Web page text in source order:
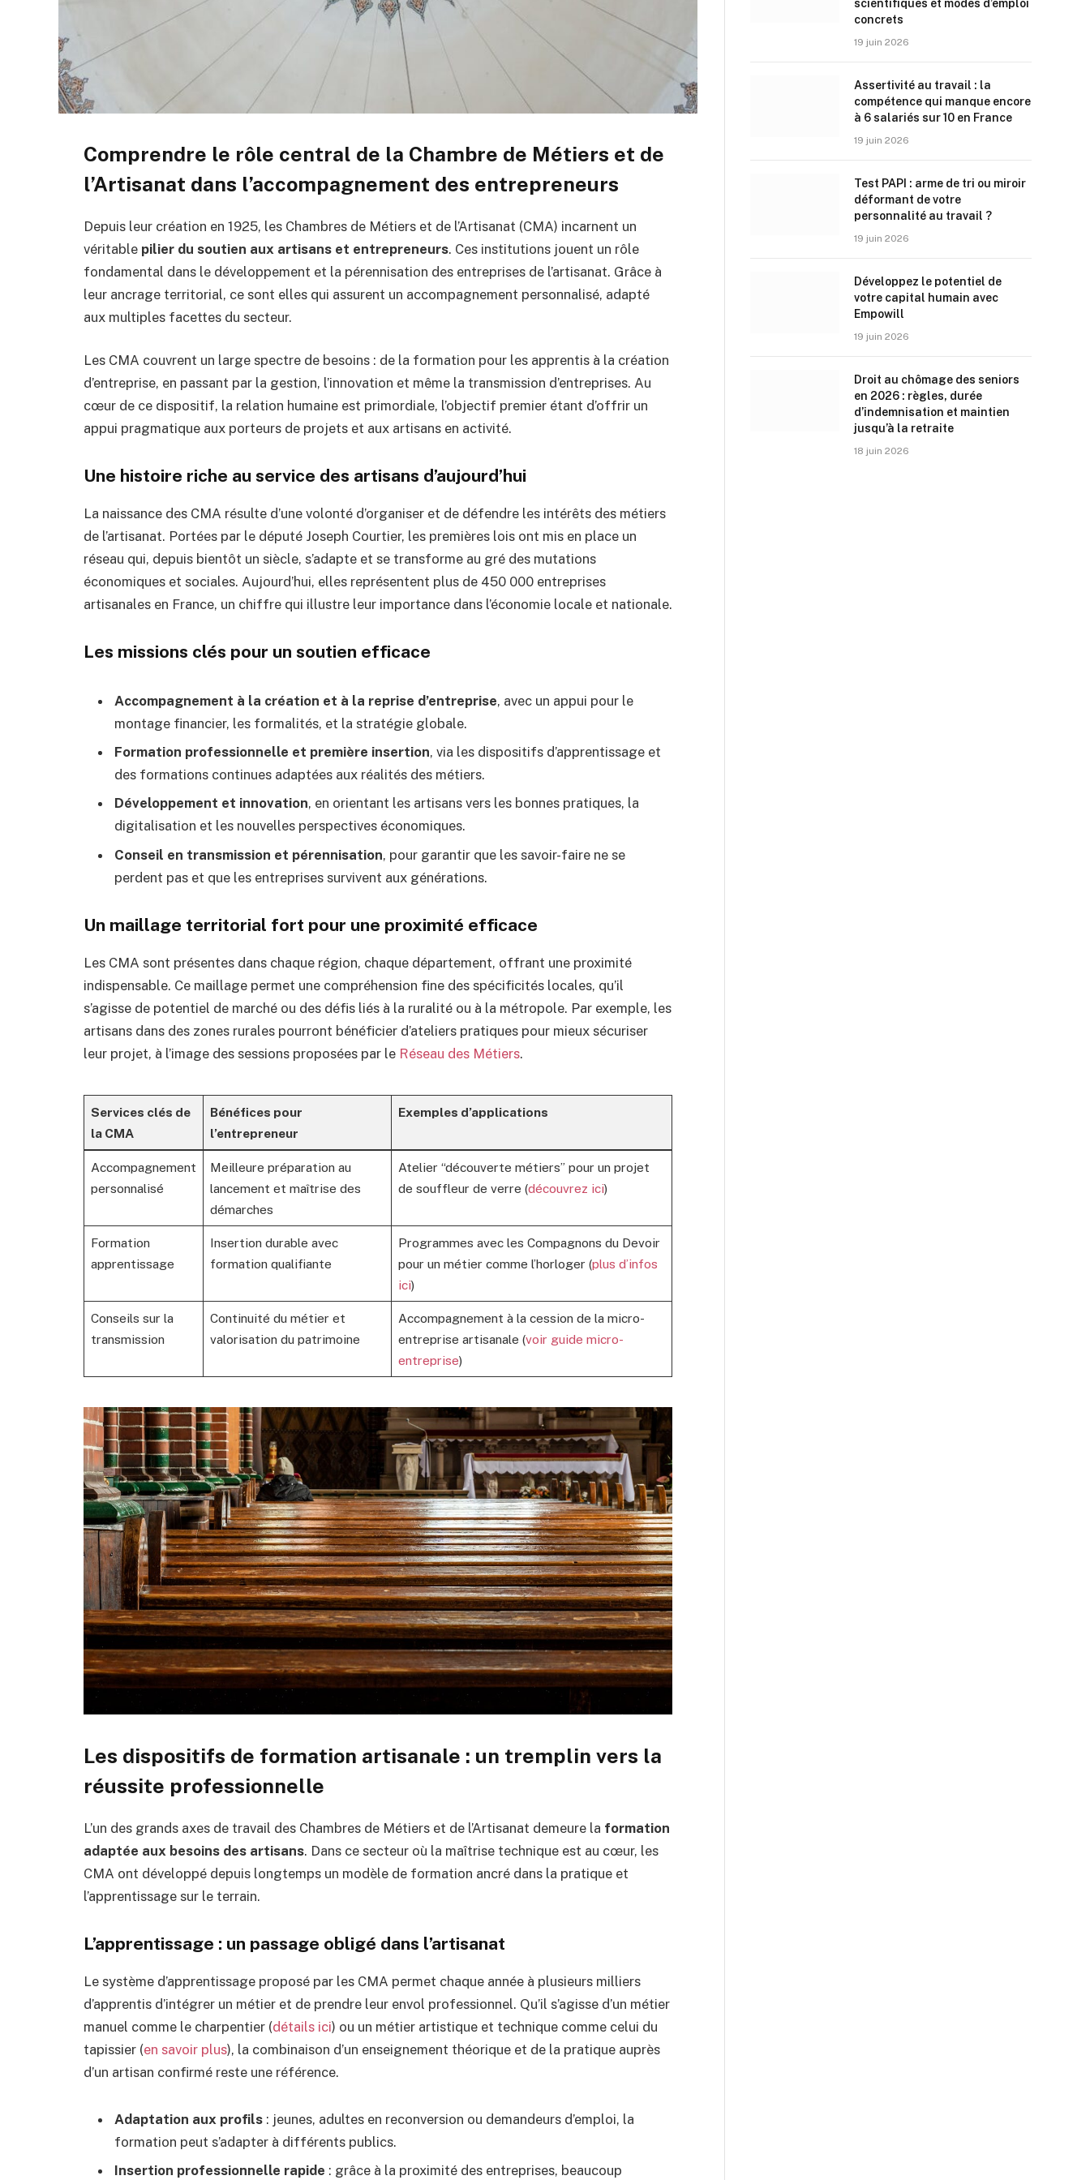
Comprendre le rôle central de la Chambre de Métiers et de
l’Artisanat dans l’accompagnement des entrepreneurs
Depuis leur création en 1925, les Chambres de Métiers et de l’Artisanat (CMA) incarnent un
véritable pilier du soutien aux artisans et entrepreneurs. Ces institutions jouent un rôle
fondamental dans le développement et la pérennisation des entreprises de l’artisanat. Grâce à
leur ancrage territorial, ce sont elles qui assurent un accompagnement personnalisé, adapté
aux multiples facettes du secteur.
Les CMA couvrent un large spectre de besoins : de la formation pour les apprentis à la création
d’entreprise, en passant par la gestion, l’innovation et même la transmission d’entreprises. Au
cœur de ce dispositif, la relation humaine est primordiale, l’objectif premier étant d’offrir un
appui pragmatique aux porteurs de projets et aux artisans en activité.
Une histoire riche au service des artisans d’aujourd’hui
La naissance des CMA résulte d’une volonté d’organiser et de défendre les intérêts des métiers
de l’artisanat. Portées par le député Joseph Courtier, les premières lois ont mis en place un
réseau qui, depuis bientôt un siècle, s’adapte et se transforme au gré des mutations
économiques et sociales. Aujourd’hui, elles représentent plus de 450 000 entreprises
artisanales en France, un chiffre qui illustre leur importance dans l’économie locale et nationale.
Les missions clés pour un soutien efficace
Accompagnement à la création et à la reprise d’entreprise, avec un appui pour le
montage financier, les formalités, et la stratégie globale.
Formation professionnelle et première insertion, via les dispositifs d’apprentissage et
des formations continues adaptées aux réalités des métiers.
Développement et innovation, en orientant les artisans vers les bonnes pratiques, la
digitalisation et les nouvelles perspectives économiques.
Conseil en transmission et pérennisation, pour garantir que les savoir-faire ne se
perdent pas et que les entreprises survivent aux générations.
Un maillage territorial fort pour une proximité efficace
Les CMA sont présentes dans chaque région, chaque département, offrant une proximité
indispensable. Ce maillage permet une compréhension fine des spécificités locales, qu’il
s’agisse de potentiel de marché ou des défis liés à la ruralité ou à la métropole. Par exemple, les
artisans dans des zones rurales pourront bénéficier d’ateliers pratiques pour mieux sécuriser
leur projet, à l’image des sessions proposées par le Réseau des Métiers.
Services clés de
la CMA
Bénéfices pour
l’entrepreneur
Exemples d’applications
Accompagnement
personnalisé
Meilleure préparation au
lancement et maîtrise des
démarches
Atelier “découverte métiers” pour un projet
de souffleur de verre (découvrez ici)
Formation
apprentissage
Insertion durable avec
formation qualifiante
Programmes avec les Compagnons du Devoir
pour un métier comme l’horloger (plus d’infos
ici)
Conseils sur la
transmission
Continuité du métier et
valorisation du patrimoine
Accompagnement à la cession de la micro-
entreprise artisanale (voir guide micro-
entreprise)
Les dispositifs de formation artisanale : un tremplin vers la
réussite professionnelle
L’un des grands axes de travail des Chambres de Métiers et de l’Artisanat demeure la formation
adaptée aux besoins des artisans. Dans ce secteur où la maîtrise technique est au cœur, les
CMA ont développé depuis longtemps un modèle de formation ancré dans la pratique et
l’apprentissage sur le terrain.
L’apprentissage : un passage obligé dans l’artisanat
Le système d’apprentissage proposé par les CMA permet chaque année à plusieurs milliers
d’apprentis d’intégrer un métier et de prendre leur envol professionnel. Qu’il s’agisse d’un métier
manuel comme le charpentier (détails ici) ou un métier artistique et technique comme celui du
tapissier (en savoir plus), la combinaison d’un enseignement théorique et de la pratique auprès
d’un artisan confirmé reste une référence.
Adaptation aux profils : jeunes, adultes en reconversion ou demandeurs d’emploi, la
formation peut s’adapter à différents publics.
Insertion professionnelle rapide : grâce à la proximité des entreprises, beaucoup
scientifiques et modes d’emploi
concrets
19 juin 2026
Assertivité au travail : la
compétence qui manque encore
à 6 salariés sur 10 en France
19 juin 2026
Test PAPI : arme de tri ou miroir
déformant de votre
personnalité au travail ?
19 juin 2026
Développez le potentiel de
votre capital humain avec
Empowill
19 juin 2026
Droit au chômage des seniors
en 2026 : règles, durée
d’indemnisation et maintien
jusqu’à la retraite
18 juin 2026